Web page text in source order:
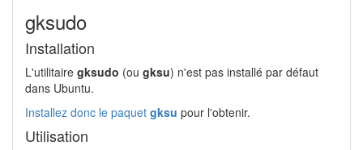
gksudo
Installation
L'utilitaire gksudo (ou gksu) n'est pas installé par défaut
dans Ubuntu.
Installez donc le paquet gksu pour l'obtenir.
Utilisation